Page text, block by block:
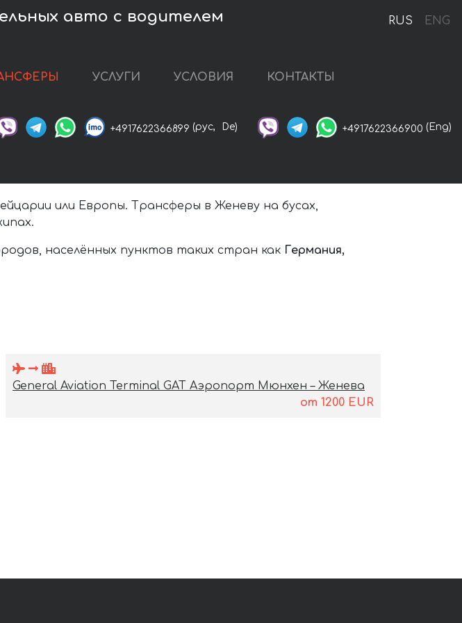
RUS ENG
авто с водителем
УСЛУГИ УСЛОВИЯ КОНТАКТЫ
+4917622366899 (рус, De) +4917622366900 (Eng)
или Европы. Трансферы в Женеву на бусах,
населённых пунктов таких стран как Германия,
General Aviation Terminal GAT Аэропорт Мюнхен – Женева
от 1200 EUR